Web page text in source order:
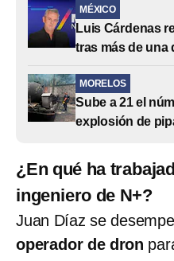
MÉXICO
Luis Cárdenas
tras más de una
MORELOS
Sube a 21 el
explosión de
¿En qué ha
ingeniero de N+?
Juan Díaz se
operador de dron